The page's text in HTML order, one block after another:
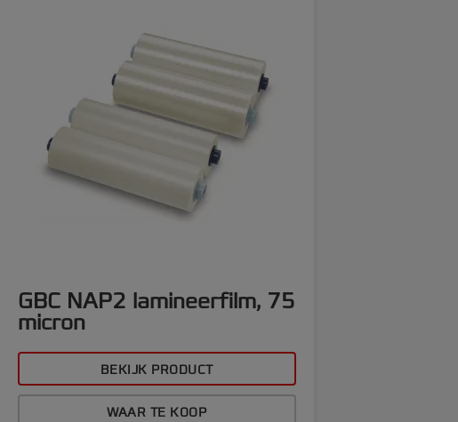
GBC NAP2 lamineerfilm, 75
micron
BEKIJK PRODUCT
WAAR TE KOOP